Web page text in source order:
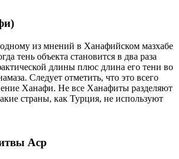
из мнений в Ханафийском мазхабе
тень объекта становится в два раза
длины плюс длина его тени во
Следует отметить, что это всего
Ханафи. Не все Ханафиты разделяют
страны, как Турция, не используют
Аср